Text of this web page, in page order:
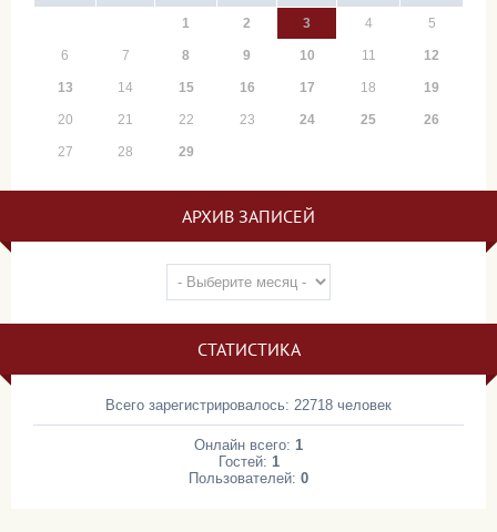
1 2 3 4 5
6 7 8 9 10 11 12
13 14 15 16 17 18 19
20 21 22 23 24 25 26
27 28 29
АРХИВ ЗАПИСЕЙ
СТАТИСТИКА
Всего зарегистрировалось: 22718 человек
Онлайн всего: 1
Гостей: 1
Пользователей: 0